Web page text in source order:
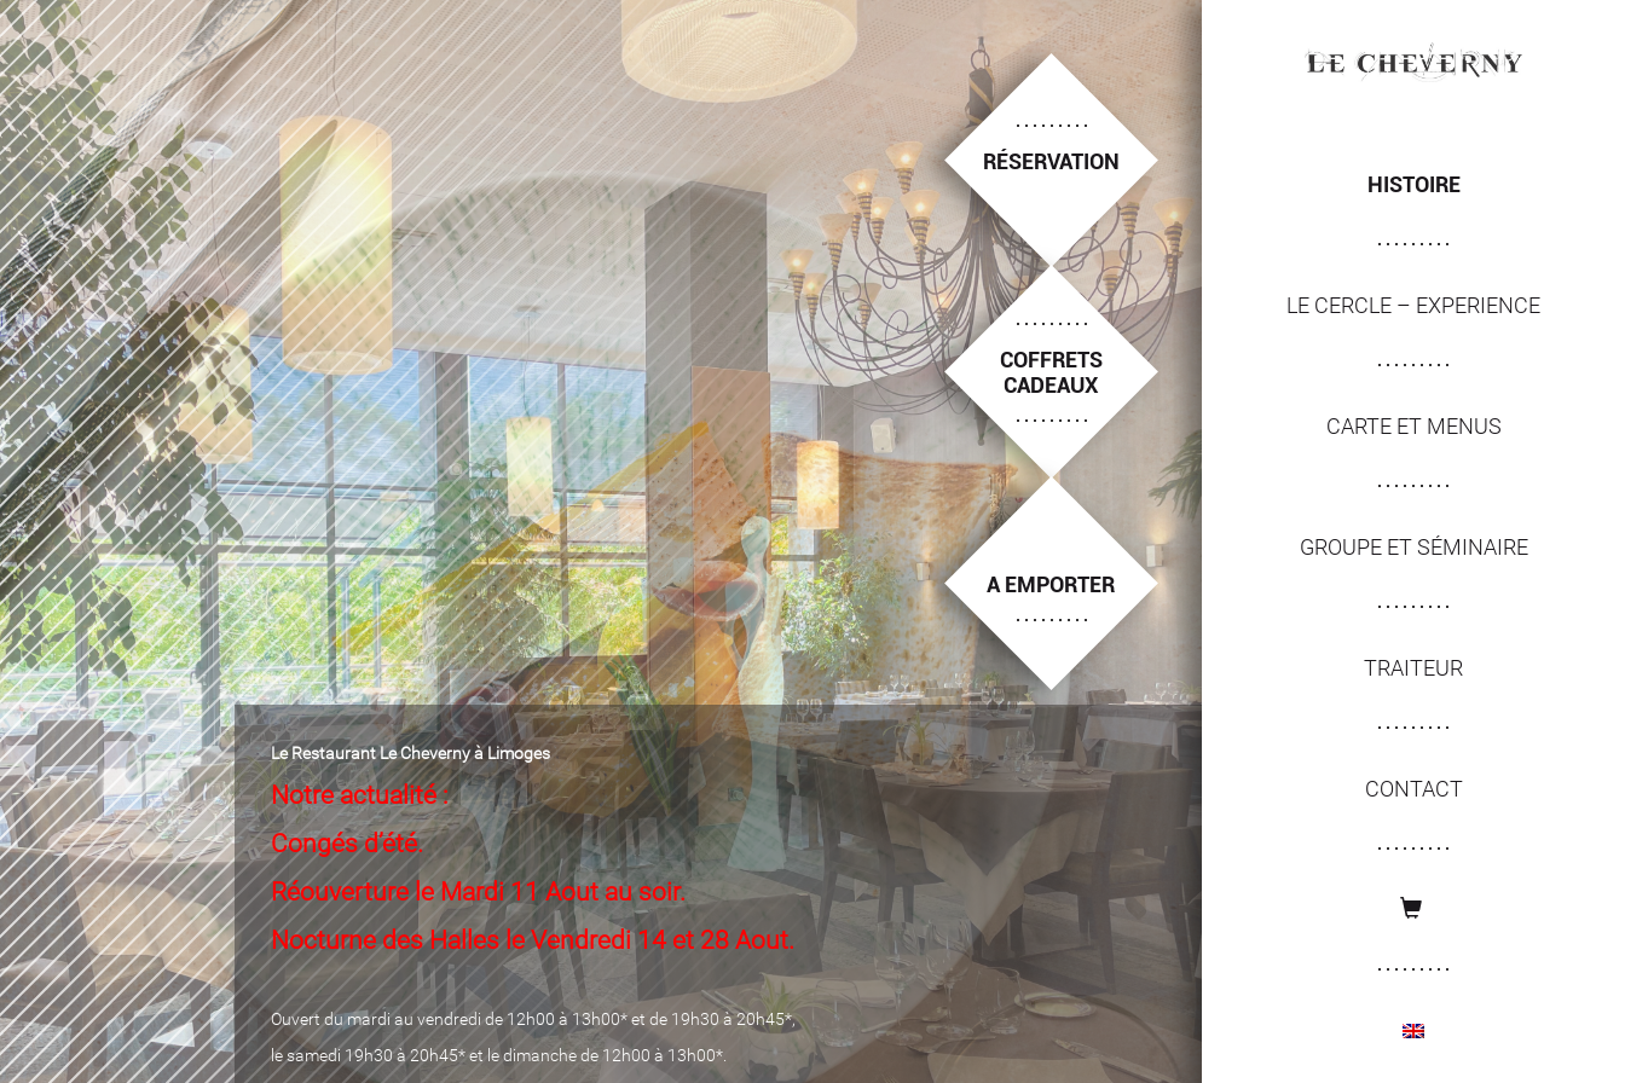
HISTOIRE
LE CERCLE – EXPERIENCE
CARTE ET MENUS
GROUPE ET SÉMINAIRE
TRAITEUR
CONTACT
RÉSERVATION
COFFRETS
CADEAUX
A EMPORTER
Le Restaurant Le Cheverny à Limoges
Notre actualité :
Congés d’été.
Réouverture le Mardi 11 Aout au soir.
Nocturne des Halles le Vendredi 14 et 28 Aout.
Ouvert du mardi au vendredi de 12h00 à 13h00* et de 19h30 à 20h45*,
le samedi 19h30 à 20h45* et le dimanche de 12h00 à 13h00*.